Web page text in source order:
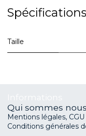
Spécifications
Taille
Qui sommes
Mentions légales,
Conditions générales